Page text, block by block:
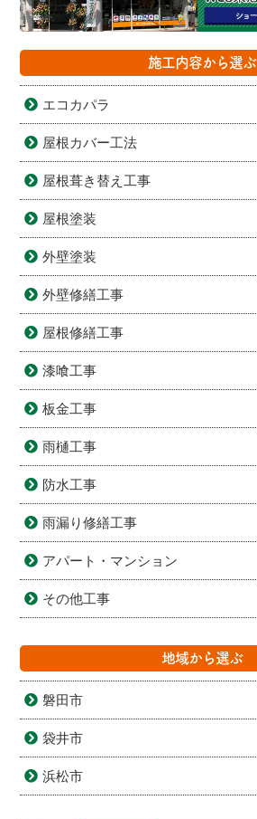
施工内容から選ぶ
エコカパラ
屋根カバー工法
屋根葺き替え工事
屋根塗装
外壁塗装
外壁修繕工事
屋根修繕工事
漆喰工事
板金工事
雨樋工事
防水工事
雨漏り修繕工事
アパート・マンション
その他工事
地域から選ぶ
磐田市
袋井市
浜松市